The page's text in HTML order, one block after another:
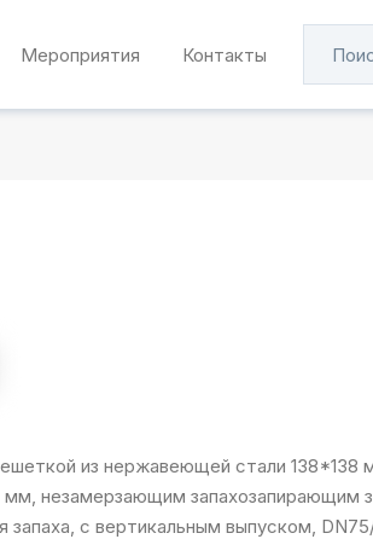
Мероприятия Контакты
из нержавеющей стали 138*138
незамерзающим запахозапирающим
с вертикальным выпуском, DN75/